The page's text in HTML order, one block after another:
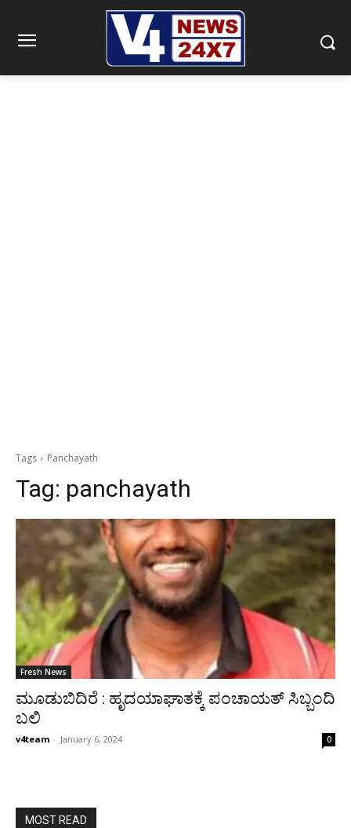
Tags Panchayath
Tag: panchayath
Fresh News
ಮೂಡುಬಿದಿರೆ : ಹೃದಯಾಘಾತಕ್ಕೆ ಪಂಚಾಯತ್ ಸಿಬ್ಬಂದಿ
ಬಲಿ
v4team - January 6, 2024 0
MOST READ